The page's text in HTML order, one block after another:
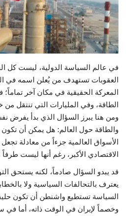
في عالم السياسة الدولية، ليست
العقوبات تستهدف من يُعلن اسمه في
المعركة الحقيقية في مكان آخر
الطاقة، وفي المليارات التي تنتقل
ومن هنا يبرز السؤال الذي بدأ يفرض
والطاقة حول العالم: هل يمكن أن تكون
الأسواق العالمية جزءاً من معادلة
الاقتصادي الأكبر، رغم أنها ليست
قد يبدو السؤال صادماً، لكنه يستحق
يعترف بالتحالفات السياسية ولا
السياسة تستطيع واشنطن أن تكون
وخصماً لإيران في الوقت ذاته، أما في